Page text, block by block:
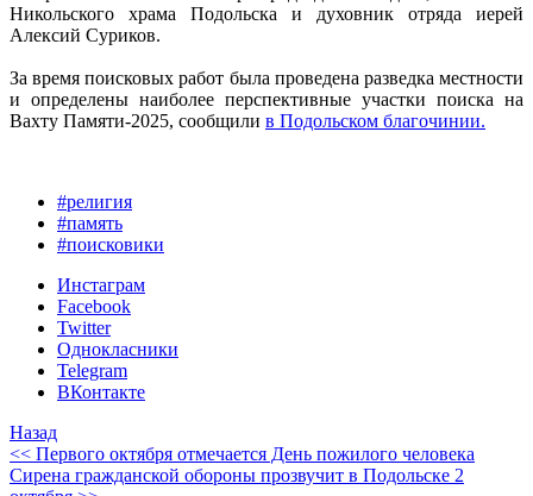
Никольского храма Подольска и духовник отряда иерей
Алексий Суриков.
За время поисковых работ была проведена разведка местности
и определены наиболее перспективные участки поиска на
Вахту Памяти-2025, сообщили в Подольском благочинии.
#религия
#память
#поисковики
Инстаграм
Facebook
Twitter
Однокласники
Telegram
ВКонтакте
Назад
<< Первого октября отмечается День пожилого человека
Сирена гражданской обороны прозвучит в Подольске 2